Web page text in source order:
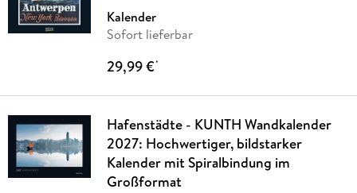
Kalender
Sofort lieferbar
29,99 €*
Hafenstädte - KUNTH Wandkalender
2027: Hochwertiger, bildstarker
Kalender mit Spiralbindung im
Großformat